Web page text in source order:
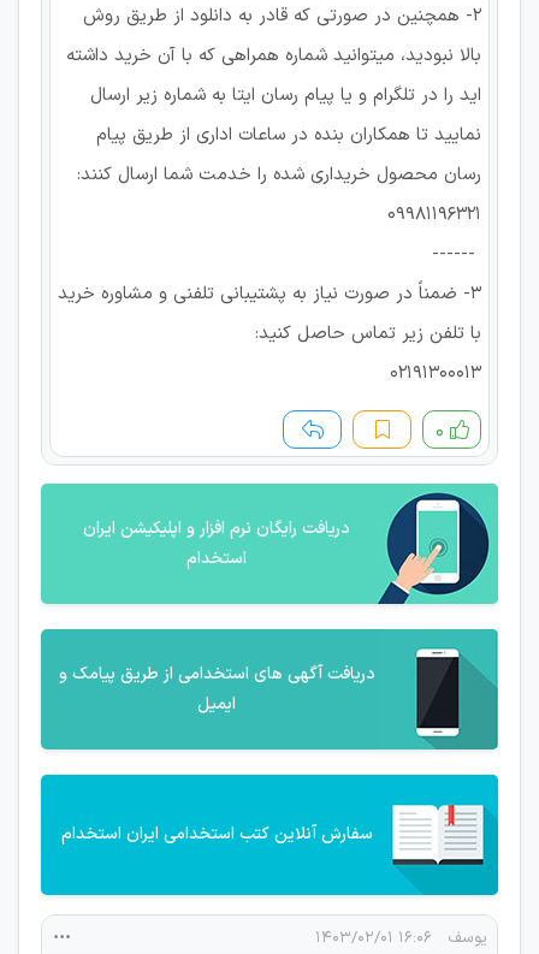
2- همچنین در صورتی که قادر به دانلود از طریق روش
بالا نبودید، میتوانید شماره همراهی که با آن خرید داشته
اید را در تلگرام و یا پیام رسان ایتا به شماره زیر ارسال
نمایید تا همکاران بنده در ساعات اداری از طریق پیام
رسان محصول خریداری شده را خدمت شما ارسال کنند:
09981196321
------
3- ضمناً در صورت نیاز به پشتیبانی تلفنی و مشاوره خرید
با تلفن زیر تماس حاصل کنید:
02191300013
۰
دریافت رایگان نرم افزار و اپلیکیشن ایران
استخدام
دریافت آگهی های استخدامی از طریق پیامک و
ایمیل
سفارش آنلاین کتب استخدامی ایران استخدام
یوسف ۱۶:۰۶ ۱۴۰۳/۰۲/۰۱